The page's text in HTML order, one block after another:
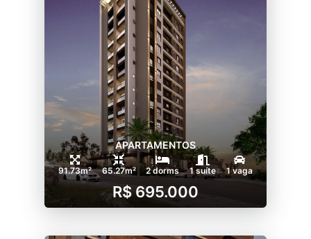
APARTAMENTOS
91.73m² 65.27m² 2 dorms 1 suíte 1 vaga
R$ 695.000